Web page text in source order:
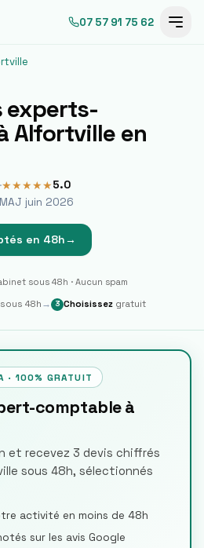
07 57 91 75 62
experts-
Alfortville en
·★★★★★5.0
MAJ juin 2026
en 48h→
sous 48h · Aucun spam
sous 48h → 3 Choisissez gratuit
· 100% GRATUIT
comptable à
et recevez 3 devis chiffrés
sous 48h, sélectionnés
activité en moins de 48h
sur les avis Google